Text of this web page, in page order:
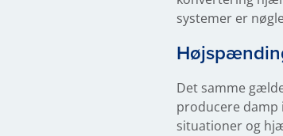
systemer er
Det samme
producere damp
situationer og